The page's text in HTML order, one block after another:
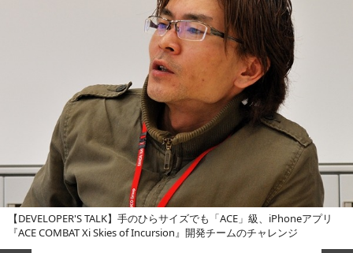
【DEVELOPER'S TALK】手のひらサイズでも「ACE」級、iPhoneアプリ
『ACE COMBAT Xi Skies of Incursion』開発チームのチャレンジ